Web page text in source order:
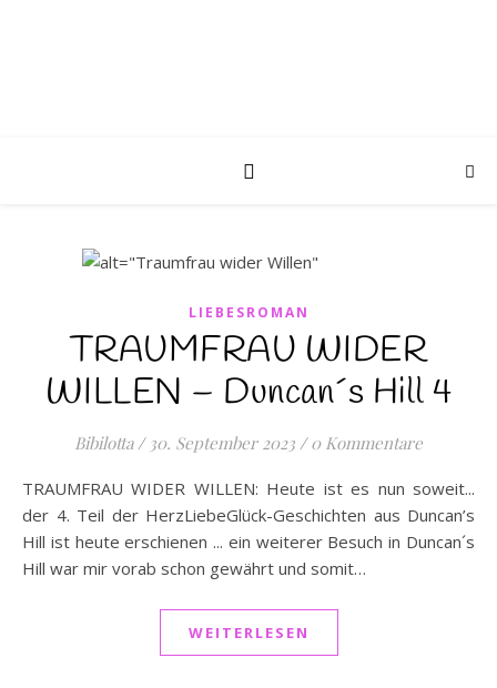
LIEBESROMAN
TRAUMFRAU WIDER
WILLEN – Duncan´s Hill 4
Bibilotta / 30. September 2023 / 0 Kommentare
TRAUMFRAU WIDER WILLEN: Heute ist es nun soweit...
der 4. Teil der HerzLiebeGlück-Geschichten aus Duncan’s
Hill ist heute erschienen ... ein weiterer Besuch in Duncan´s
Hill war mir vorab schon gewährt und somit…
WEITERLESEN